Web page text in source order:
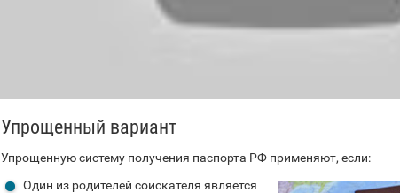
Упрощенный вариант
Упрощенную систему получения паспорта РФ применяют, если:
Один из родителей соискателя является